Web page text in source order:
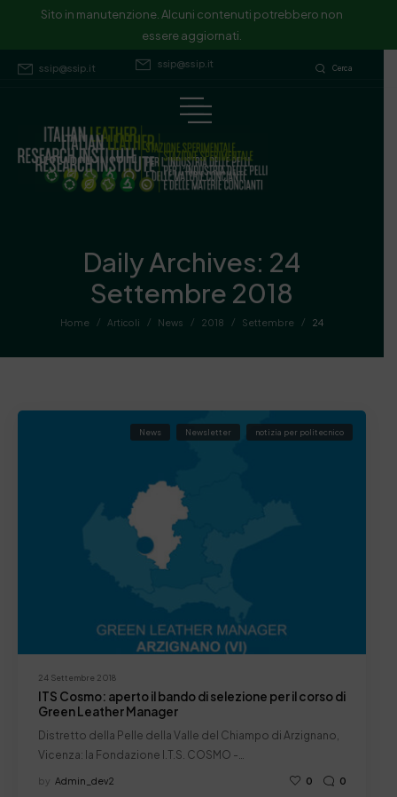
Sito in manutenzione. Alcuni contenuti potrebbero non
essere aggiornati.
ssip@ssip.it Cerca
Sito in manutenzione. Alcuni contenuti potrebbero non essere
aggiornati.
ssip@ssip.it
Daily Archives: 24
Settembre 2018
Home / Articoli / News / 2018 / Settembre / 24
24 Settembre 2018
News Newsletter notizia per politecnico
ITS Cosmo: aperto il bando di selezione per il corso di
Green Leather Manager
Distretto della Pelle della Valle del Chiampo di Arzignano,
Vicenza: la Fondazione I.T.S. COSMO -…
by Admin_dev2 0 0